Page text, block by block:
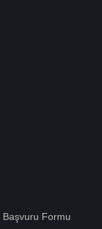
Formu
uygun
nasıl